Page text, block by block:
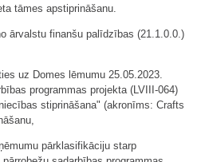
tāmes apstiprināšanu.
ārvalstu finanšu palīdzības (21.1.0.0.)
uz Domes lēmumu 25.05.2023.
programmas projekta (LVIII-064)
stiprināšana" (akronīms: Crafts
pārklasifikāciju starp